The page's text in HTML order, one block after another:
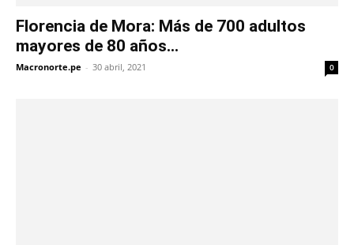
Florencia de Mora: Más de 700 adultos
mayores de 80 años...
Macronorte.pe - 30 abril, 2021 0